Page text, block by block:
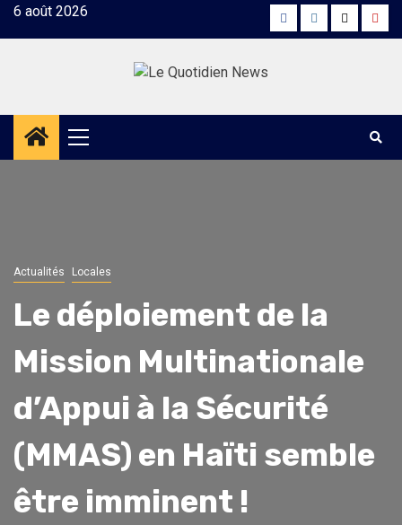
Skip6 août 2026 FacebookInstagram
Twitter
Primary
Menu
Actualités Locales
Le déploiement de la
Mission Multinationale
d’Appui à la Sécurité
(MMAS) en Haïti semble
être imminent !